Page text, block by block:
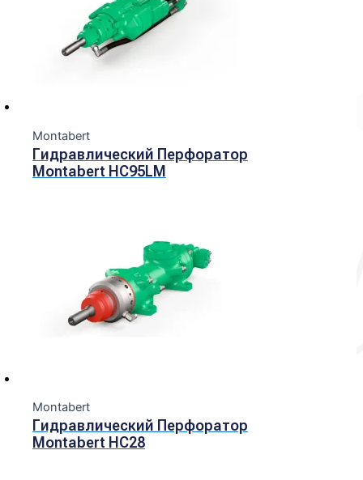
Montabert
Гидравлический Перфоратор
Montabert HC95LM
Montabert
Гидравлический Перфоратор
Montabert HC28